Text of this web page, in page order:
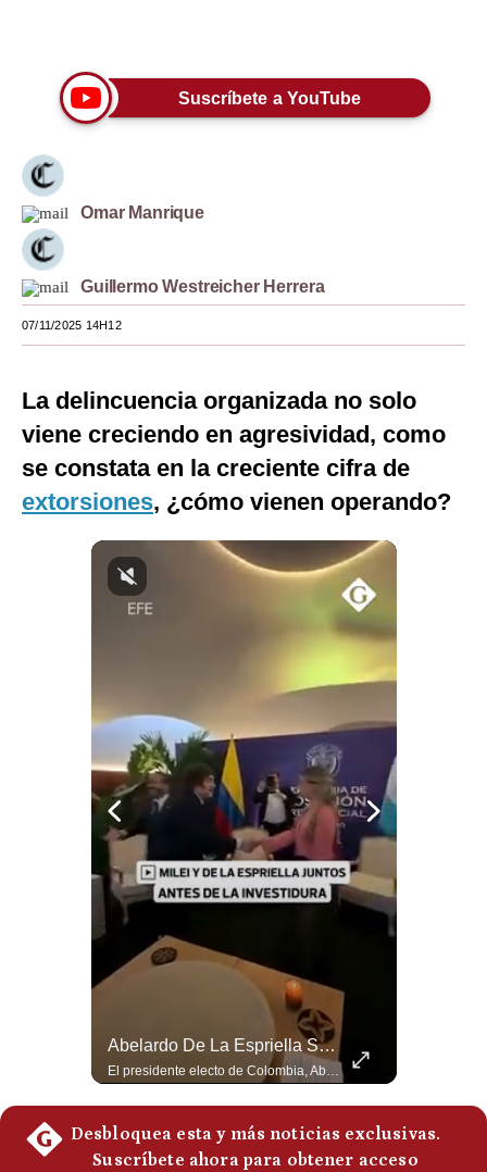
Moda
Mundo
EEUU
México
España
Tecnología
Mix
G de Gestión
Notas Contratadas
Fotogalerías
Condiciones
Preguntas
Frecuentes
Suscríbete a YouTube
Omar Manrique
Guillermo Westreicher Herrera
07/11/2025 14H12
La delincuencia organizada no solo
viene creciendo en agresividad, como
se constata en la creciente cifra de
extorsiones, ¿cómo vienen operando?
Abelardo De La Espriella Se Reúne Con Javier Milei En Cali | Gestión Mundo
El presidente electo de Colombia, Abelardo de la Espriella, sostuvo una reunión bilateral en Cali con el mandatario argentino Javier Milei. El encuentro se dio pocas horas antes de la ceremonia de investidura presidencial para el periodo 2026-2030, marcando el inicio de una nueva alianza estratégica regional. #DeLaEspriella #JavierMilei #Colombia #Argentina #PoliticaLatina #Shorts 👉 Suscríbete y activa la campana para no perderte nuestro análisis diario. 🌎 Síguenos en nuestras redes sociales: 📌 Web oficial: https://gestion.pe/mundo/ 📌 LinkedIn: http://bit.ly/3HYIET0 📌 X (Twitter): http://bit.ly/4noZtX9 📌 TikTok: http://bit.ly/4evB6TO